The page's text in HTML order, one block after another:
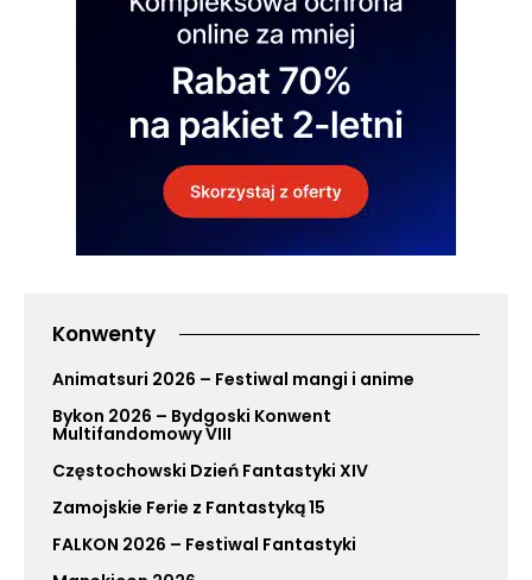
Konwenty
Animatsuri 2026 – Festiwal mangi i anime
Bykon 2026 – Bydgoski Konwent
Multifandomowy VIII
Częstochowski Dzień Fantastyki XIV
Zamojskie Ferie z Fantastyką 15
FALKON 2026 – Festiwal Fantastyki